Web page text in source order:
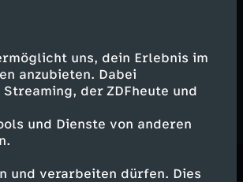
uns, dein Erlebnis im
anzubieten. Dabei
der ZDFheute und
und Dienste von anderen
und verarbeiten dürfen. Dies